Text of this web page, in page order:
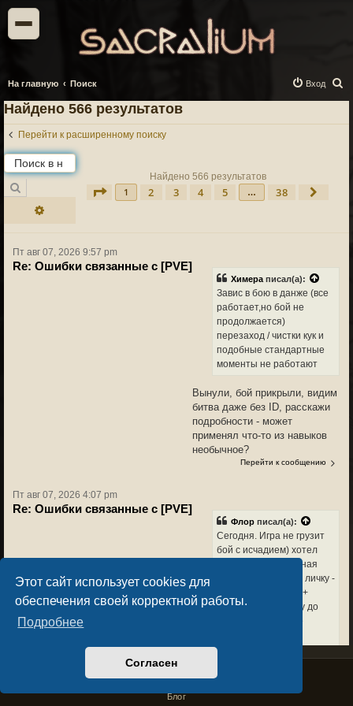
Этот сайт использует cookies для
обеспечения своей корректной работы.
Подробнее
Согласен
На главную Поиск
о
Вход
Найдено 566 результатов
Перейти к расширенному поиску
Расширенный поиск
Найдено 566 результатов
Страница 381 2 3 4 5 … 38 След.
Пт авг 07, 2026 9:57 pm
Re: Ошибки связанные с [PVE]
Химера писал(а):
Завис в бою в данже (все
работает,но бой не
продолжается)
перезаход / чистки кук и
подобные стандартные
моменты не работают
Вынули, бой прикрыли, видим
битва даже без ID, расскажи
подробности - может
применял что-то из навыков
необычное?
Перейти к сообщению
Пт авг 07, 2026 4:07 pm
Re: Ошибки связанные с [PVE]
Флор писал(а):
Сегодня. Игра не грузит
бой с исчадием) хотел
залететь бесконечная
загрузка боя(через личку -
74к хп было у него)+
нельзя войти в игру до
если ещё будет, пиши (можно
в личку в игре тоже или в
Privacy PolicyLicense Agreement
Copyright © Sacralium Games 2023-
Блог